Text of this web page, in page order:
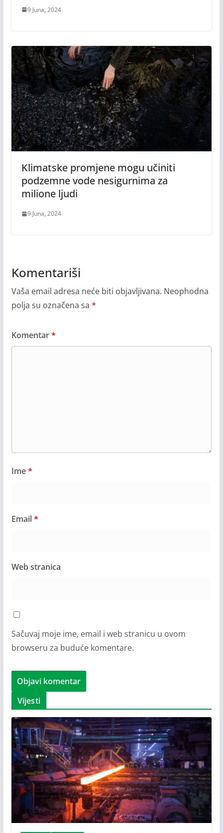
9 Juna, 2024
Klimatske promjene mogu učiniti
podzemne vode nesigurnima za
milione ljudi
9 Juna, 2024
Komentariši
Vaša email adresa neće biti objavljivana. Neophodna
polja su označena sa *
Komentar*
Ime*
Email*
Web stranica
Sačuvaj moje ime, email i web stranicu u ovom
browseru za buduće komentare.
Vijesti